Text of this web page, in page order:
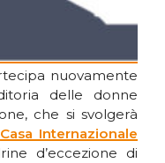
nuovamente
delle donne
che si svolgerà
Casa Internazionale
d’eccezione di